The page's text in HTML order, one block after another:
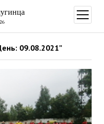
меню
09.08.2021”